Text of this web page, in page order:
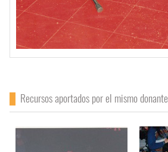
Recursos aportados por el mismo donante